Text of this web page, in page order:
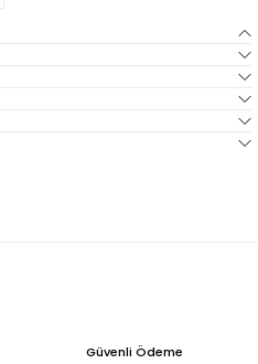
Güvenli Ödeme